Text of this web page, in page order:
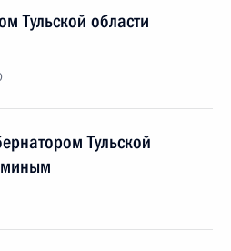
Тульской области
Тульской